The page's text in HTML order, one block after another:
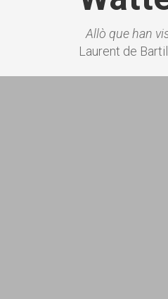
Allò que han
Laurent de